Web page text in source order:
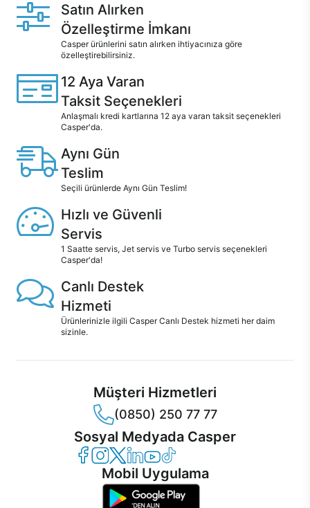
Satın Alırken
Özelleştirme İmkanı
Casper ürünlerini satın alırken ihtiyacınıza göre
özelleştirebilirsiniz.
12 Aya Varan
Taksit Seçenekleri
Anlaşmalı kredi kartlarına 12 aya varan taksit seçenekleri
Casper'da.
Aynı Gün
Teslim
Seçili ürünlerde Aynı Gün Teslim!
Hızlı ve Güvenli
Servis
1 Saatte servis, Jet servis ve Turbo servis seçenekleri
Casper'da!
Canlı Destek
Hizmeti
Ürünlerinizle ilgili Casper Canlı Destek hizmeti her daim
sizinle.
Müşteri Hizmetleri
(0850) 250 77 77
Sosyal Medyada Casper
Casper Facebook
Casper Instagram
Casper Twitter
Casper LinkedIn
Casper YouTube
Casper TikTok
Mobil Uygulama